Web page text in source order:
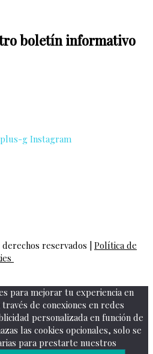
boletín informativo
g Instagram
reservados | Política de
para mejorar tu experiencia en
de conexiones en redes
personalizada en función de
las cookies opcionales, solo se
para prestarte nuestros